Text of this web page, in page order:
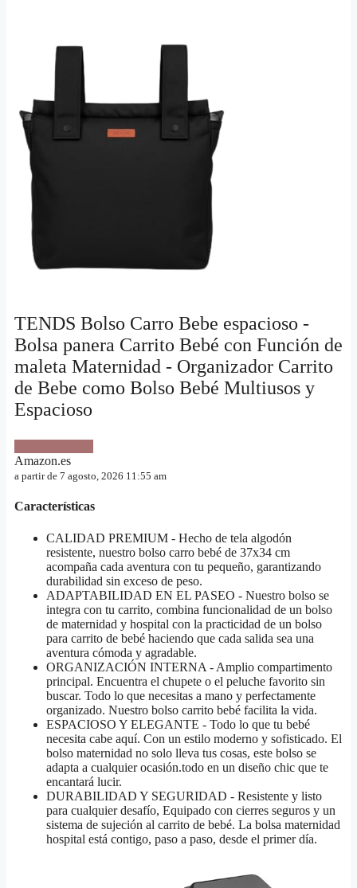
TENDS Bolso Carro Bebe espacioso -
Bolsa panera Carrito Bebé con Función de
maleta Maternidad - Organizador Carrito
de Bebe como Bolso Bebé Multiusos y
Espacioso
Amazon.es
a partir de 7 agosto, 2026 11:55 am
Características
CALIDAD PREMIUM - Hecho de tela algodón
resistente, nuestro bolso carro bebé de 37x34 cm
acompaña cada aventura con tu pequeño, garantizando
durabilidad sin exceso de peso.
ADAPTABILIDAD EN EL PASEO - Nuestro bolso se
integra con tu carrito, combina funcionalidad de un bolso
de maternidad y hospital con la practicidad de un bolso
para carrito de bebé haciendo que cada salida sea una
aventura cómoda y agradable.
ORGANIZACIÓN INTERNA - Amplio compartimento
principal. Encuentra el chupete o el peluche favorito sin
buscar. Todo lo que necesitas a mano y perfectamente
organizado. Nuestro bolso carrito bebé facilita la vida.
ESPACIOSO Y ELEGANTE - Todo lo que tu bebé
necesita cabe aquí. Con un estilo moderno y sofisticado. El
bolso maternidad no solo lleva tus cosas, este bolso se
adapta a cualquier ocasión.todo en un diseño chic que te
encantará lucir.
DURABILIDAD Y SEGURIDAD - Resistente y listo
para cualquier desafío, Equipado con cierres seguros y un
sistema de sujeción al carrito de bebé. La bolsa maternidad
hospital está contigo, paso a paso, desde el primer día.